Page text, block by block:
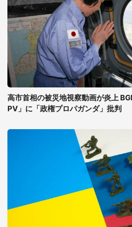
高市首相の被災地視察動画が炎上
PV」に「政権プロパガンダ」批判